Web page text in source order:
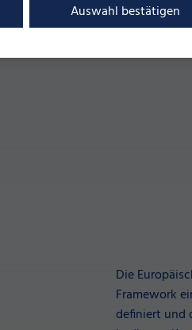
Auswahl bestätigen
Die
Framework
definiert und